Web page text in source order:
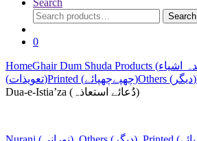
Search
Search
for:
Search
0
Home
(تعویذات)
Printed (چھپےچھپائے) Others (دیگر)
Dua-e-Istia’za (دُعائے استعاذہ)